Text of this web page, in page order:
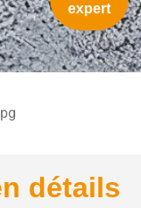
expert
détails